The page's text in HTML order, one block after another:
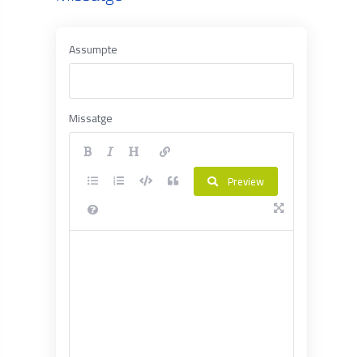
Assumpte
Missatge
Preview